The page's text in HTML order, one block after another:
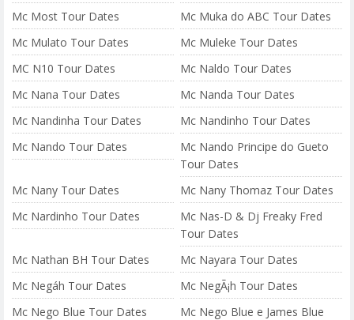
Mc Most Tour Dates
Mc Muka do ABC Tour Dates
Mc Mulato Tour Dates
Mc Muleke Tour Dates
MC N10 Tour Dates
Mc Naldo Tour Dates
Mc Nana Tour Dates
Mc Nanda Tour Dates
Mc Nandinha Tour Dates
Mc Nandinho Tour Dates
Mc Nando Tour Dates
Mc Nando Principe do Gueto
Tour Dates
Mc Nany Tour Dates
Mc Nany Thomaz Tour Dates
Mc Nardinho Tour Dates
Mc Nas-D & Dj Freaky Fred
Tour Dates
Mc Nathan BH Tour Dates
Mc Nayara Tour Dates
Mc Negáh Tour Dates
Mc NegÃ¡h Tour Dates
Mc Nego Blue Tour Dates
Mc Nego Blue e James Blue